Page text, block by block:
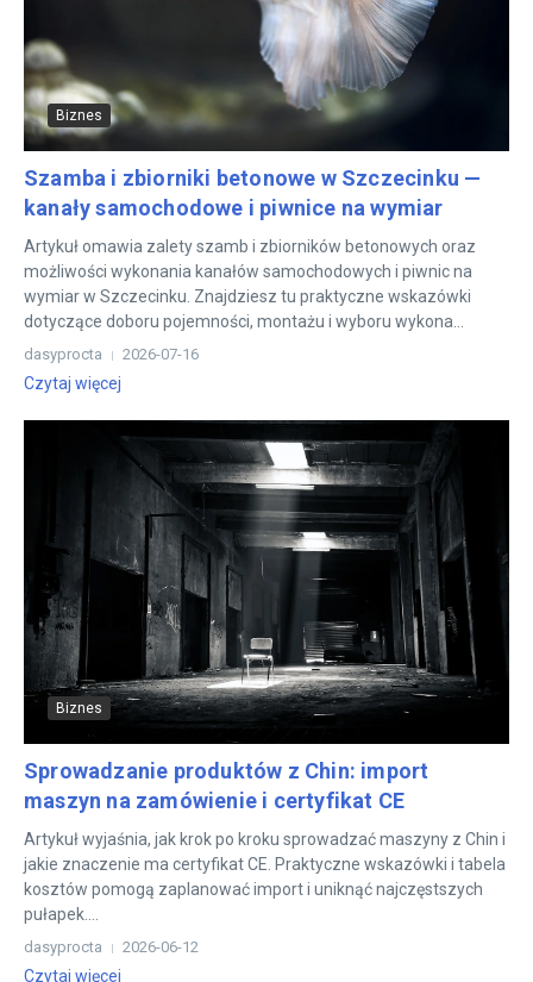
Biznes
Szamba i zbiorniki betonowe w Szczecinku —
kanały samochodowe i piwnice na wymiar
Artykuł omawia zalety szamb i zbiorników betonowych oraz
możliwości wykonania kanałów samochodowych i piwnic na
wymiar w Szczecinku. Znajdziesz tu praktyczne wskazówki
dotyczące doboru pojemności, montażu i wyboru wykona...
dasyprocta 2026-07-16
Czytaj więcej
Biznes
Sprowadzanie produktów z Chin: import
maszyn na zamówienie i certyfikat CE
Artykuł wyjaśnia, jak krok po kroku sprowadzać maszyny z Chin i
jakie znaczenie ma certyfikat CE. Praktyczne wskazówki i tabela
kosztów pomogą zaplanować import i uniknąć najczęstszych
pułapek....
dasyprocta 2026-06-12
Czytaj więcej